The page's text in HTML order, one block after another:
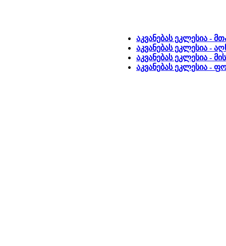
აკვანებას ეკლესია -
აკვანებას ეკლესია -
აკვანებას ეკლესია -
აკვანებას ეკლესია -